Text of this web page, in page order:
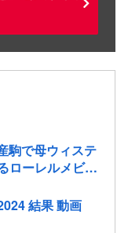
駒で母ウィステ
ローレルメビウ
結果 動画